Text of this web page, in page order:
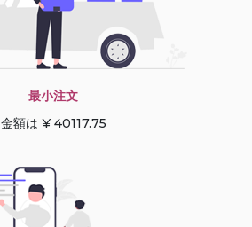
最小注文
金額は ¥ 40117.75